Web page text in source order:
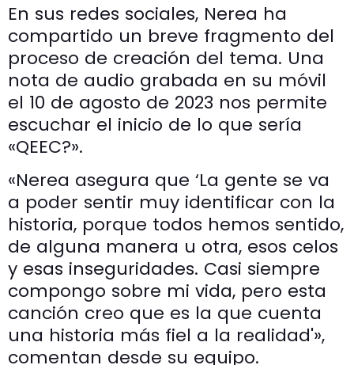
En sus redes sociales, Nerea ha
compartido un breve fragmento del
proceso de creación del tema. Una
nota de audio grabada en su móvil
el 10 de agosto de 2023 nos permite
escuchar el inicio de lo que sería
«QEEC?».
«Nerea asegura que ‘La gente se va
a poder sentir muy identificar con la
historia, porque todos hemos sentido,
de alguna manera u otra, esos celos
y esas inseguridades. Casi siempre
compongo sobre mi vida, pero esta
canción creo que es la que cuenta
una historia más fiel a la realidad'»,
comentan desde su equipo.